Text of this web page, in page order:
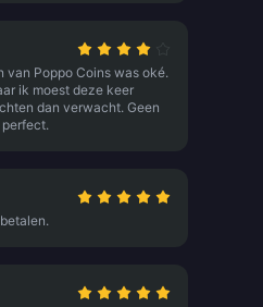
van Poppo Coins was oké.
ik moest deze keer
dan verwacht. Geen